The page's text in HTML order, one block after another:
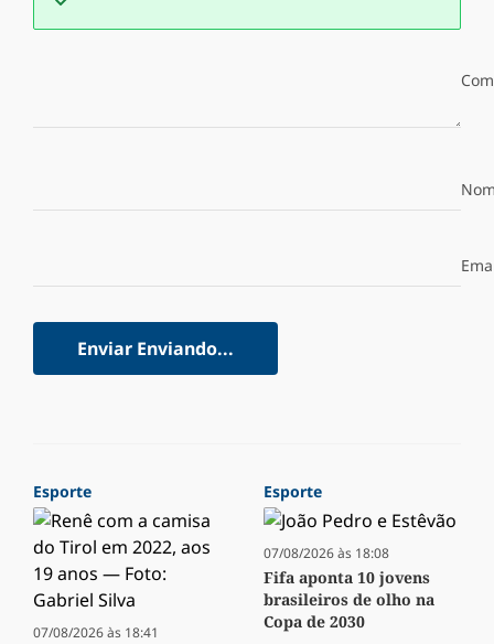
Enviar Enviando...
Esporte
07/08/2026 às 18:41
Esporte
07/08/2026 às 18:08
Fifa aponta 10 jovens
brasileiros de olho na
Copa de 2030